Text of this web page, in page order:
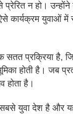
प्रेरित न हो।
कार्यक्रम युवाओं में
सतत प्रक्रिया
होती है। जब
होता है।
सबसे युवा देश है और